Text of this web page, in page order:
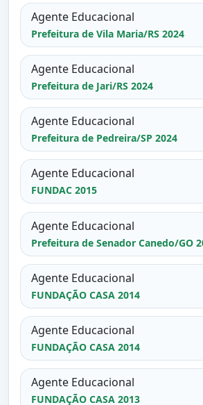
Agente Educacional
Prefeitura de Vila Maria/RS 2024
Agente Educacional
Prefeitura de Jari/RS 2024
Agente Educacional
Prefeitura de Pedreira/SP 2024
Agente Educacional
FUNDAC 2015
Agente Educacional
Prefeitura de Senador Canedo/GO
Agente Educacional
FUNDAÇÃO CASA 2014
Agente Educacional
FUNDAÇÃO CASA 2014
Agente Educacional
FUNDAÇÃO CASA 2013